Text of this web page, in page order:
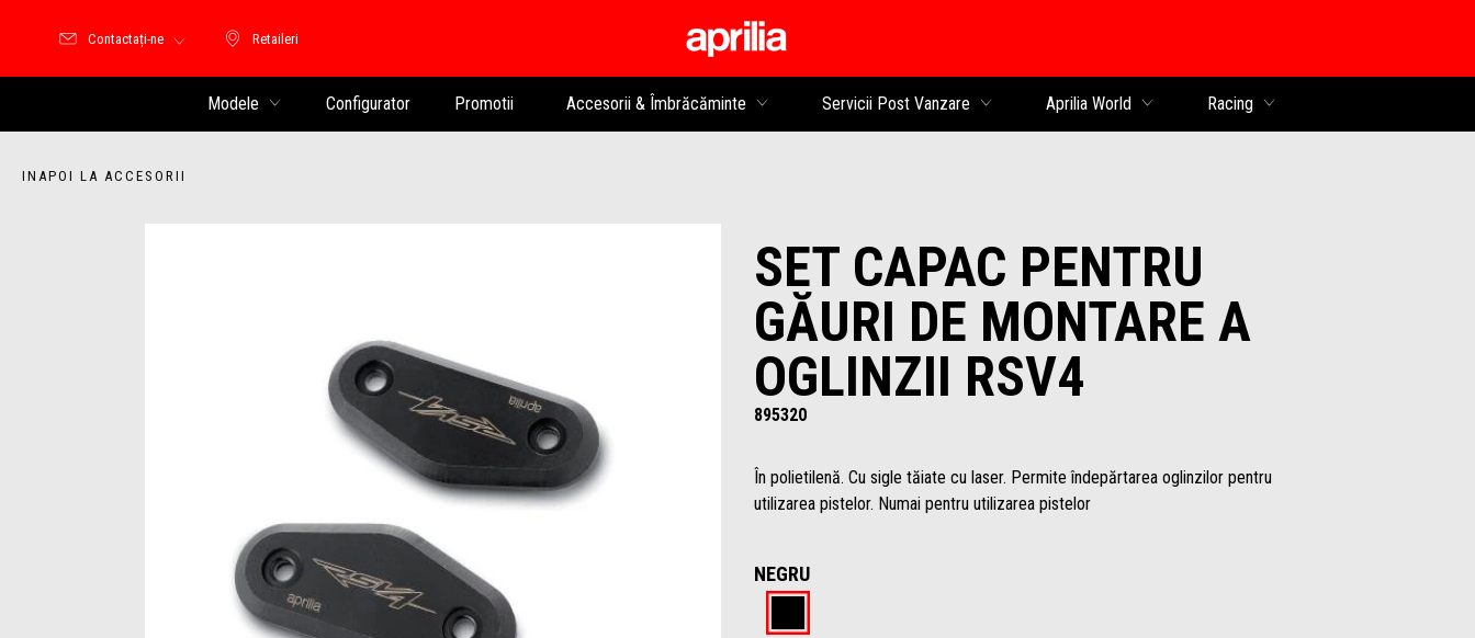
Retaileri
Retaileri
Contactați-ne
Modele Configurator Promotii Accesorii & Îmbrăcăminte Servicii Post Vanzare Aprilia World Racing
INAPOI LA ACCESORII
SET CAPAC PENTRU
GĂURI DE MONTARE A
OGLINZII RSV4
895320
În polietilenă. Cu sigle tăiate cu laser. Permite îndepărtarea oglinzilor pentru
utilizarea pistelor. Numai pentru utilizarea pistelor
NEGRU